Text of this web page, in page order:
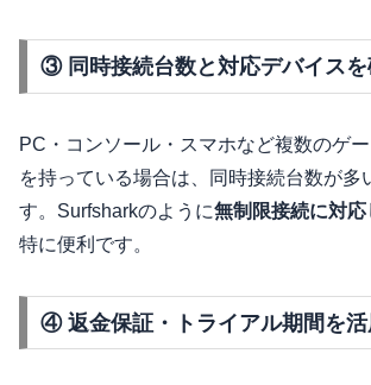
③ 同時接続台数と対応デバイスを
PC・コンソール・スマホなど複数のゲ
を持っている場合は、同時接続台数が多
す。Surfsharkのように無制限接続に対応
特に便利です。
④ 返金保証・トライアル期間を活